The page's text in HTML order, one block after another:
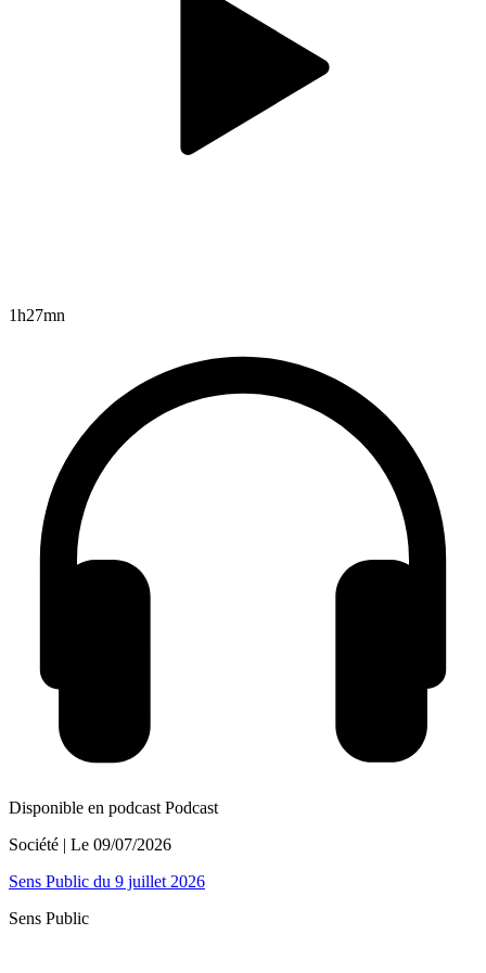
1h27mn
Disponible en podcast Podcast
Société | Le 09/07/2026
Sens Public du 9 juillet 2026
Sens Public